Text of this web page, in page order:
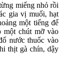
miếng nhỏ rồi
gia vị muối, hạt
một tiếng để
một chút mỡ vào
nước thuốc vào
thịt gà chín, dậy